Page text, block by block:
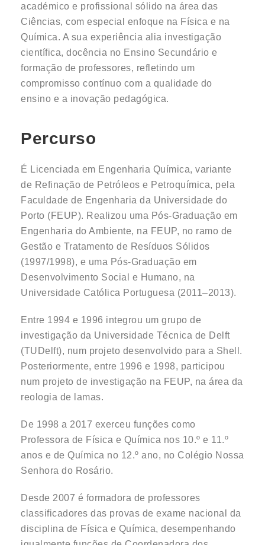
académico e profissional sólido na área das
Ciências, com especial enfoque na Física e na
Química. A sua experiência alia investigação
científica, docência no Ensino Secundário e
formação de professores, refletindo um
compromisso contínuo com a qualidade do
ensino e a inovação pedagógica.
Percurso
É Licenciada em Engenharia Química, variante
de Refinação de Petróleos e Petroquímica, pela
Faculdade de Engenharia da Universidade do
Porto (FEUP). Realizou uma Pós-Graduação em
Engenharia do Ambiente, na FEUP, no ramo de
Gestão e Tratamento de Resíduos Sólidos
(1997/1998), e uma Pós-Graduação em
Desenvolvimento Social e Humano, na
Universidade Católica Portuguesa (2011–2013).
Entre 1994 e 1996 integrou um grupo de
investigação da Universidade Técnica de Delft
(TUDelft), num projeto desenvolvido para a Shell.
Posteriormente, entre 1996 e 1998, participou
num projeto de investigação na FEUP, na área da
reologia de lamas.
De 1998 a 2017 exerceu funções como
Professora de Física e Química nos 10.º e 11.º
anos e de Química no 12.º ano, no Colégio Nossa
Senhora do Rosário.
Desde 2007 é formadora de professores
classificadores das provas de exame nacional da
disciplina de Física e Química, desempenhando